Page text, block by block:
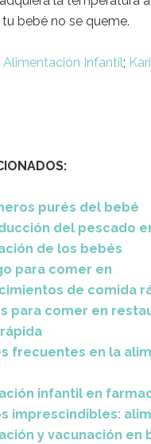
bebé no se queme.
Alimentación Infantil;
purés del bebé
del pescado
de los bebés
para comer en
de comida
para comer en
frecuentes en la
infantil en
imprescindibles:
y vacunación en